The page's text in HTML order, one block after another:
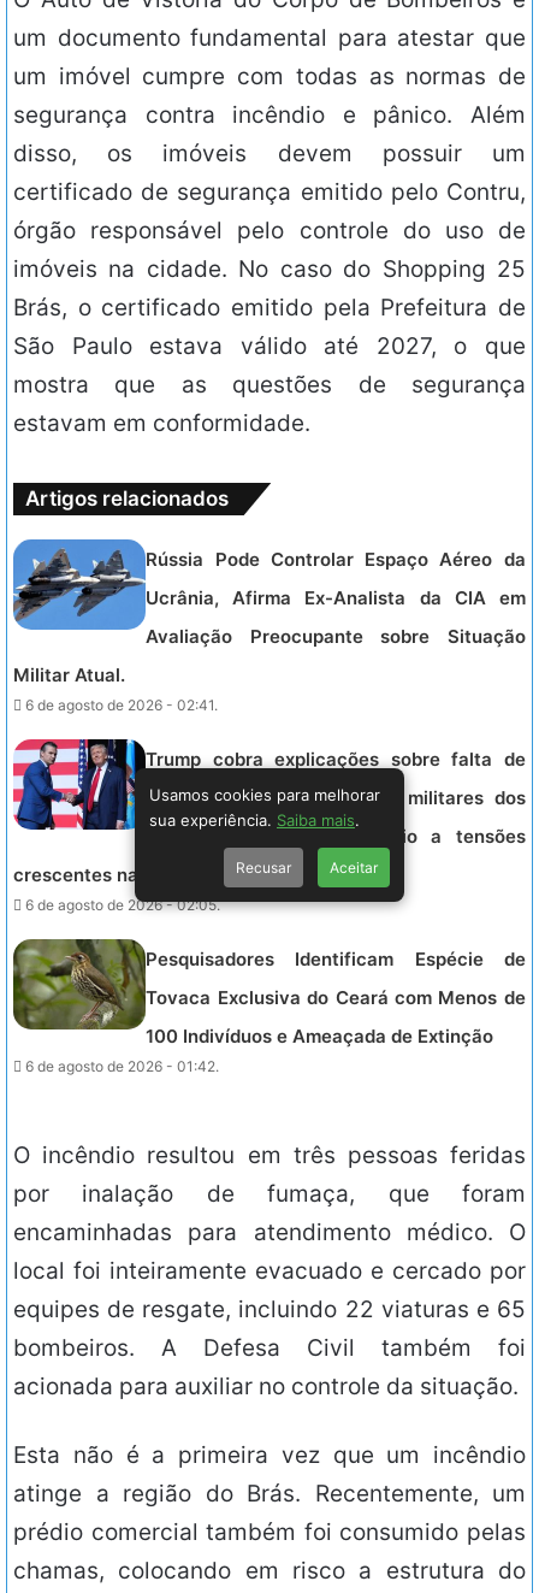
um documento fundamental para atestar que
um imóvel cumpre com todas as normas de
segurança contra incêndio e pânico. Além
disso, os imóveis devem possuir um
certificado de segurança emitido pelo Contru,
órgão responsável pelo controle do uso de
imóveis na cidade. No caso do Shopping 25
Brás, o certificado emitido pela Prefeitura de
São Paulo estava válido até 2027, o que
mostra que as questões de segurança
estavam em conformidade.
Artigos relacionados
Rússia Pode Controlar Espaço Aéreo da
Ucrânia, Afirma Ex-Analista da CIA em
Avaliação Preocupante sobre Situação
Militar Atual.
6 de agosto de 2026 - 02:41.
Trump cobra explicações sobre falta de
munições que limita ações militares dos
EUA contra o Irã, em meio a tensões
crescentes na região.
6 de agosto de 2026 - 02:05.
Pesquisadores Identificam Espécie de
Tovaca Exclusiva do Ceará com Menos de
100 Indivíduos e Ameaçada de Extinção
6 de agosto de 2026 - 01:42.
O incêndio resultou em três pessoas feridas
por inalação de fumaça, que foram
encaminhadas para atendimento médico. O
local foi inteiramente evacuado e cercado por
equipes de resgate, incluindo 22 viaturas e 65
bombeiros. A Defesa Civil também foi
acionada para auxiliar no controle da situação.
Esta não é a primeira vez que um incêndio
atinge a região do Brás. Recentemente, um
prédio comercial também foi consumido pelas
chamas, colocando em risco a estrutura do
Usamos cookies para melhorar
sua experiência. Saiba mais.
Recusar Aceitar